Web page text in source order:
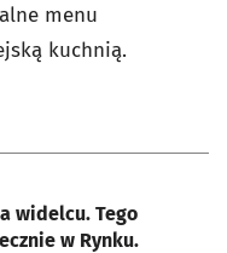
menu
kuchnią.
widelcu. Tego
w Rynku.